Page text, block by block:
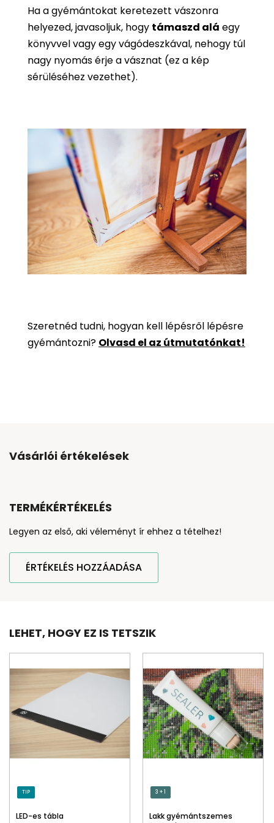
Ha a gyémántokat keretezett vászonra
helyezed, javasoljuk, hogy támaszd alá egy
könyvvel vagy egy vágódeszkával, nehogy túl
nagy nyomás érje a vásznat (ez a kép
sérüléséhez vezethet).
Szeretnéd tudni, hogyan kell lépésről lépésre
gyémántozni? Olvasd el az útmutatónkat!
Vásárlói értékelések
TERMÉKÉRTÉKELÉS
Legyen az első, aki véleményt ír ehhez a tételhez!
ÉRTÉKELÉS HOZZÁADÁSA
LEHET, HOGY EZ IS TETSZIK
TIP
LED-es tábla
3 + 1
Lakk gyémántszemes